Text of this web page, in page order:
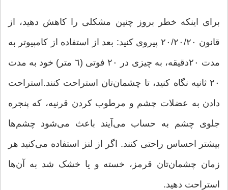
برای اینکه خطر بروز چنین مشکلی را کاهش دهید، از
قانون ٢٠/٢٠/٢٠ پیروی کنید: بعد از استفاده از کامپیوتر به
مدت ٢٠دقیقه، به چیزی در ٢٠ فوتی (٦ متر) خود به مدت
٢٠ ثانیه نگاه کنید، تا چشمان‌تان استراحت کنند.استراحت
دادن به عضلات چشم و مرطوب کردن قرنیه، که پنجره
جلوی چشم به حساب می‌آیند باعث می‌شود چشم‌ها
بیشتر احساس راحتی کنند. اگر از لنز استفاده می‌کنید هر
زمان چشمان‌تان قرمز، خسته و یا خشک شد به آن‌ها
استراحت دهید.